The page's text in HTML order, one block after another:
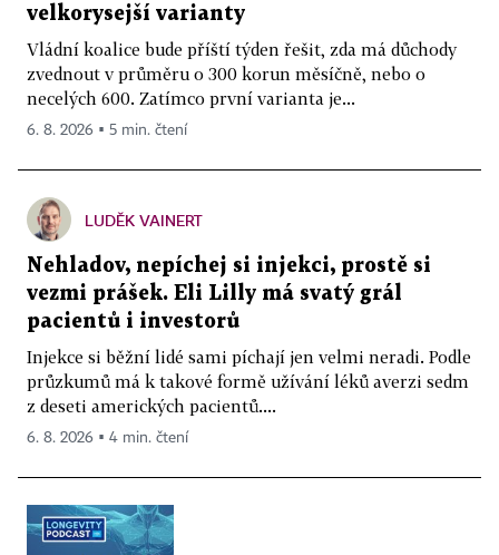
velkorysejší varianty
Vládní koalice bude příští týden řešit, zda má důchody
zvednout v průměru o 300 korun měsíčně, nebo o
necelých 600. Zatímco první varianta je...
6. 8. 2026 ▪ 5 min. čtení
LUDĚK VAINERT
Nehladov, nepíchej si injekci, prostě si
vezmi prášek. Eli Lilly má svatý grál
pacientů i investorů
Injekce si běžní lidé sami píchají jen velmi neradi. Podle
průzkumů má k takové formě užívání léků averzi sedm
z deseti amerických pacientů....
6. 8. 2026 ▪ 4 min. čtení